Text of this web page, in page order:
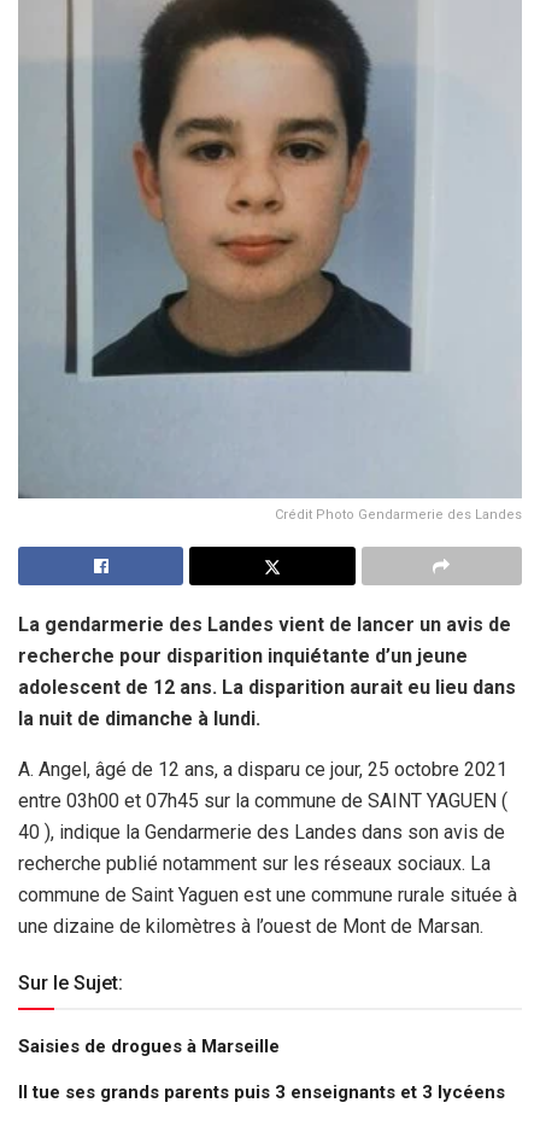
Crédit Photo Gendarmerie des Landes
La gendarmerie des Landes vient de lancer un avis de
recherche pour disparition inquiétante d’un jeune
adolescent de 12 ans. La disparition aurait eu lieu dans
la nuit de dimanche à lundi.
A. Angel, âgé de 12 ans, a disparu ce jour, 25 octobre 2021
entre 03h00 et 07h45 sur la commune de SAINT YAGUEN (
40 ), indique la Gendarmerie des Landes dans son avis de
recherche publié notamment sur les réseaux sociaux. La
commune de Saint Yaguen est une commune rurale située à
une dizaine de kilomètres à l’ouest de Mont de Marsan.
Sur le Sujet:
Saisies de drogues à Marseille
Il tue ses grands parents puis 3 enseignants et 3 lycéens